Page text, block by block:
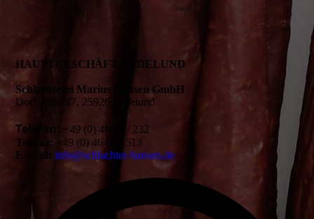
HAUPTGESCHÄFT LADELUND
Schlachterei Marius Hansen GmbH
Dorfstraße 47, 25926 Ladelund
Telefon: +49 (0) 46 66 / 232
Telefax: +49 (0) 46 66 / 513
E-Mail: info@schlachter-hansen.de